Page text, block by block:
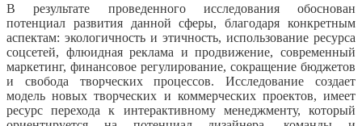
В результате проведенного исследования обоснован
потенциал развития данной сферы, благодаря конкретным
аспектам: экологичность и этичность, использование ресурса
соцсетей, флюидная реклама и продвижение, современный
маркетинг, финансовое регулирование, сокращение бюджетов
и свобода творческих процессов. Исследование создает
модель новых творческих и коммерческих проектов, имеет
ресурс перехода к интерактивному менеджменту, который